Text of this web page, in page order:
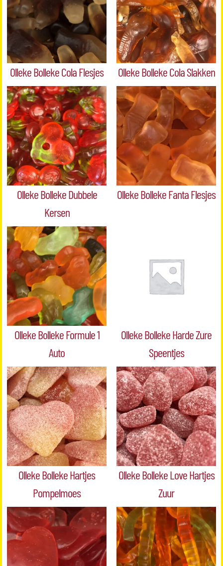
Olleke Bolleke Cola Flesjes Olleke Bolleke Cola Slakken
Olleke Bolleke Dubbele
Kersen
Olleke Bolleke Fanta Flesjes
Olleke Bolleke Formule 1
Auto
Olleke Bolleke Harde Zure
Speentjes
Olleke Bolleke Hartjes
Pompelmoes
Olleke Bolleke Love Hartjes
Zuur